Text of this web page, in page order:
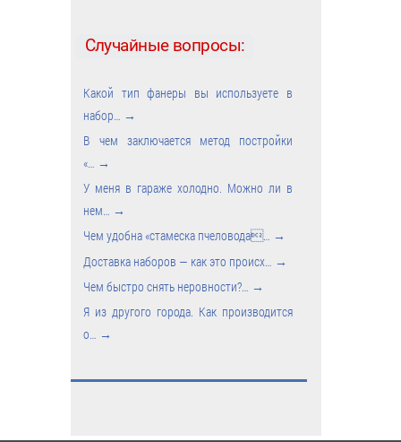
Случайные вопросы:
Какой тип фанеры вы используете в
набор… →
В чем заключается метод постройки
«… →
У меня в гараже холодно. Можно ли в
нем… →
Чем удобна «стамеска пчеловода… →
Доставка наборов — как это происх… →
Чем быстро снять неровности?… →
Я из другого города. Как производится
о… →